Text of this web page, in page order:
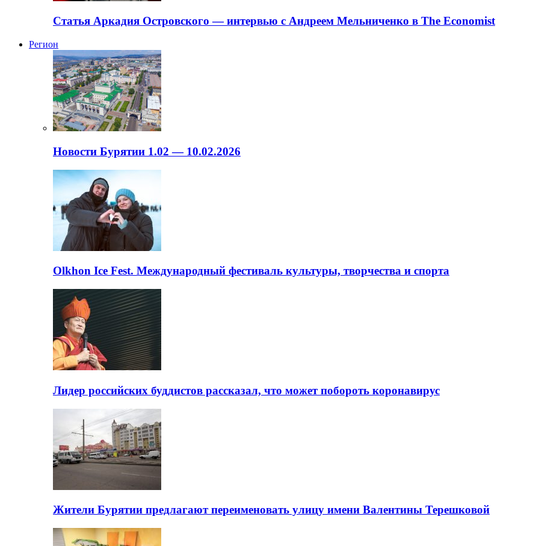
Статья Аркадия Островского — интервью с Андреем Мельниченко в The Economist
Регион
Новости Бурятии 1.02 — 10.02.2026
Olkhon Ice Fest. Международный фестиваль культуры, творчества и спорта
Лидер российских буддистов рассказал, что может побороть коронавирус
Жители Бурятии предлагают переименовать улицу имени Валентины Терешковой